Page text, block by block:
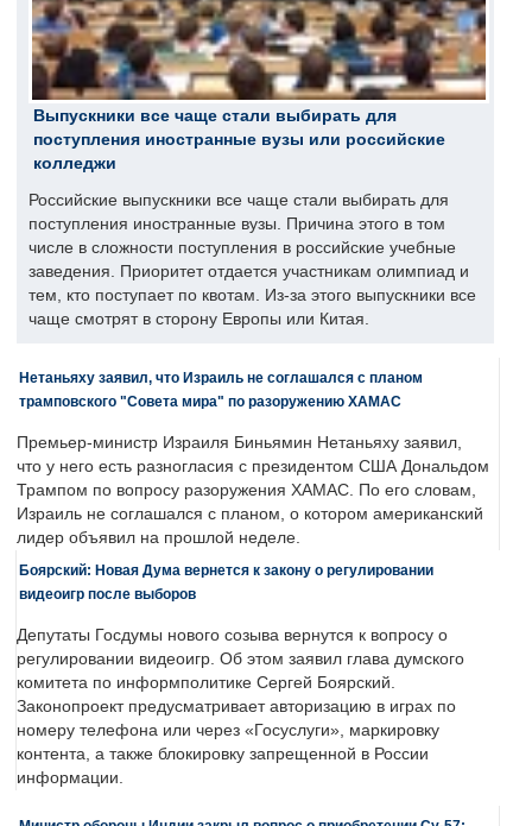
Выпускники все чаще стали выбирать для
поступления иностранные вузы или российские
колледжи
Российские выпускники все чаще стали выбирать для
поступления иностранные вузы. Причина этого в том
числе в сложности поступления в российские учебные
заведения. Приоритет отдается участникам олимпиад и
тем, кто поступает по квотам. Из-за этого выпускники все
чаще смотрят в сторону Европы или Китая.
Нетаньяху заявил, что Израиль не соглашался с планом
трамповского "Совета мира" по разоружению ХАМАС
Премьер-министр Израиля Биньямин Нетаньяху заявил,
что у него есть разногласия с президентом США Дональдом
Трампом по вопросу разоружения ХАМАС. По его словам,
Израиль не соглашался с планом, о котором американский
лидер объявил на прошлой неделе.
Боярский: Новая Дума вернется к закону о регулировании
видеоигр после выборов
Депутаты Госдумы нового созыва вернутся к вопросу о
регулировании видеоигр. Об этом заявил глава думского
комитета по информполитике Сергей Боярский.
Законопроект предусматривает авторизацию в играх по
номеру телефона или через «Госуслуги», маркировку
контента, а также блокировку запрещенной в России
информации.